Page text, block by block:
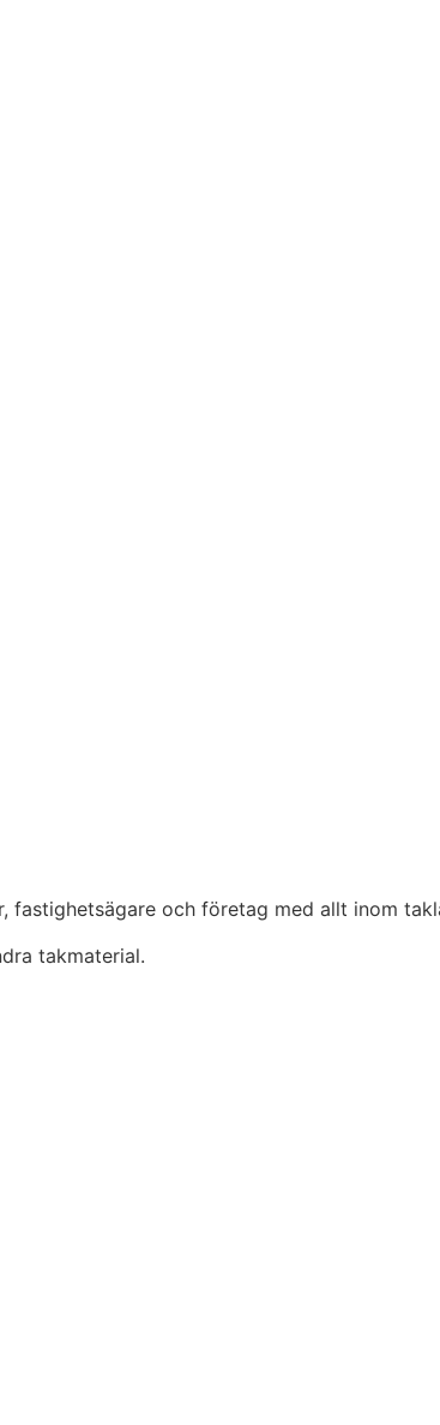
fastighetsägare och företag med allt inom
takmaterial.